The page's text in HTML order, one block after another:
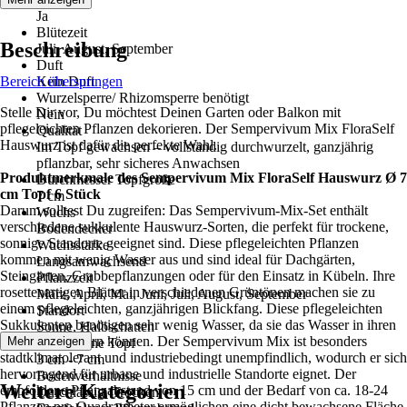
Ja
Blütezeit
Juli, August, September
Duft
Kein Duft
Wurzelsperre/ Rhizomsperre benötigt
Nein
Qualität
Im Topf gewachsen – vollständig durchwurzelt, ganzjährig
pflanzbar, sehr sicheres Anwachsen
Durchmesser Topfgröße
7 cm
Wuchs
Bodendecker
Wuchsstärke
Langsamwachsend
Pflanzzeit
März, April, Mai, Juni, Juli, August, September
Standort
Sonne, Halbschatten
Größe ohne Topf
3 cm - 7 cm
Bodenverhältnisse
Durchlässig, Trocken
Beschreibung
Bereich überspringen
Stelle Dir vor, Du möchtest Deinen Garten oder Balkon mit
pflegeleichten Pflanzen dekorieren. Der Sempervivum Mix FloraSelf
Hauswurz ist dafür die perfekte Wahl.
Produktmerkmale des Sempervivum Mix FloraSelf Hauswurz Ø 7
cm Topf 6 Stück
Darum solltest Du zugreifen: Das Sempervivum-Mix-Set enthält
verschiedene sukkulente Hauswurz-Sorten, die perfekt für trockene,
sonnige Standorte geeignet sind. Diese pflegeleichten Pflanzen
kommen mit wenig Wasser aus und sind ideal für Dachgärten,
Steingärten, Grabbepflanzungen oder für den Einsatz in Kübeln. Ihre
rosettenartigen Blätter in verschiedenen Grüntönen machen sie zu
einem pflegeleichten, ganzjährigen Blickfang. Diese pflegeleichten
Sukkulenten benötigen sehr wenig Wasser, da sie das Wasser in ihren
Blättern speichern können. Der Sempervivum Mix ist besonders
stadtklimatolerant und industriebedingt unempfindlich, wodurch er sich
hervorragend für urbane und industrielle Standorte eignet. Der
empfohlene Pflanzabstand von 15 cm und der Bedarf von ca. 18-24
Mehr anzeigen
Weitere Kategorien